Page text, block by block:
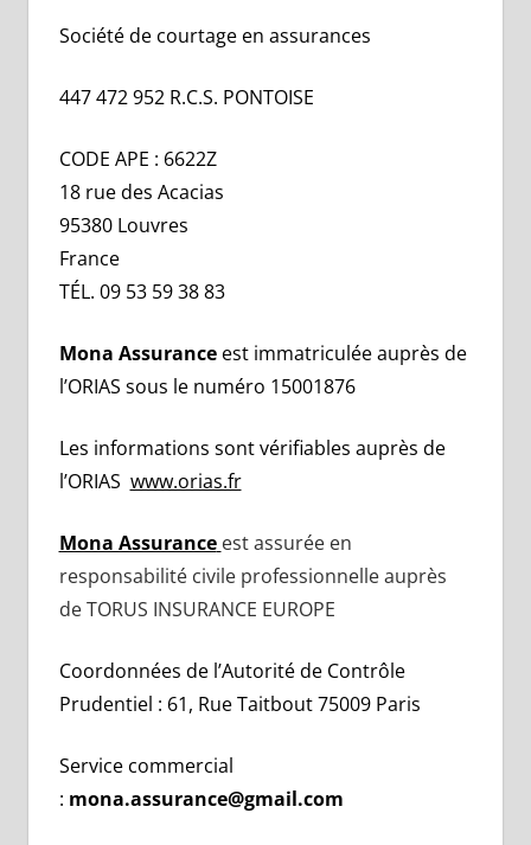
Société de courtage en assurances
447 472 952 R.C.S. PONTOISE
CODE APE : 6622Z
18 rue des Acacias
95380 Louvres
France
TÉL. 09 53 59 38 83
Mona Assurance est immatriculée auprès de
l’ORIAS sous le numéro 15001876
Les informations sont vérifiables auprès de
l’ORIAS www.orias.fr
Mona Assurance est assurée en
responsabilité civile professionnelle auprès
de TORUS INSURANCE EUROPE
Coordonnées de l’Autorité de Contrôle
Prudentiel : 61, Rue Taitbout 75009 Paris
Service commercial
: mona.assurance@gmail.com